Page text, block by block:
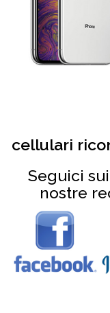
cellulari
Seguici
nostre